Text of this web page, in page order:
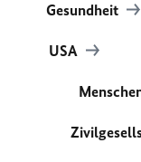
Gesundheit
USA